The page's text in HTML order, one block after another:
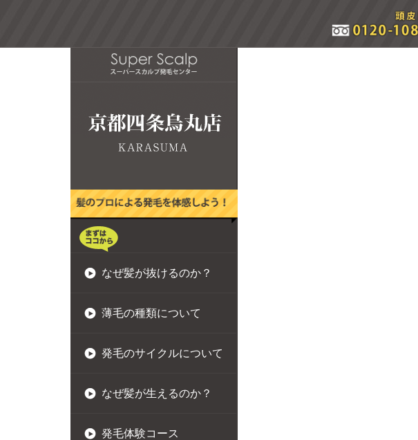
なぜ髪が抜けるのか？
薄毛の種類について
発毛のサイクルについて
なぜ髪が生えるのか？
発毛体験コース